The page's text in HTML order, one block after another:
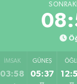
İMSAK
03:58
GÜNEŞ
05:37